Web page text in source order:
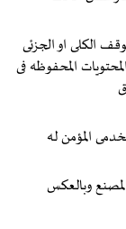
او الجزئى
المحفوظه فى
المؤمن له
وبالعكس